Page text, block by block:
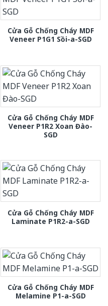
Cửa Gỗ Chống Cháy MDF
Veneer P1G1 Sồi-a-SGD
Cửa Gỗ Chống Cháy MDF
Veneer P1R2 Xoan Đào-
SGD
Cửa Gỗ Chống Cháy MDF
Laminate P1R2-a-SGD
Cửa Gỗ Chống Cháy MDF
Melamine P1-a-SGD